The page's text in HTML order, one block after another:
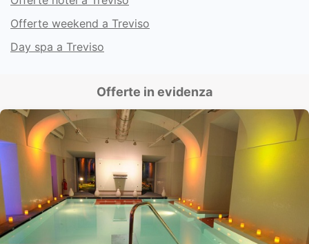
Offerte weekend a Treviso
Day spa a Treviso
Offerte in evidenza